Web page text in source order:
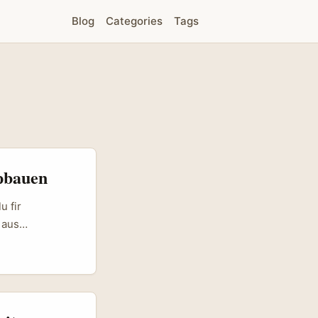
Blog Categories Tags
fir
méi wéi
mat
aus